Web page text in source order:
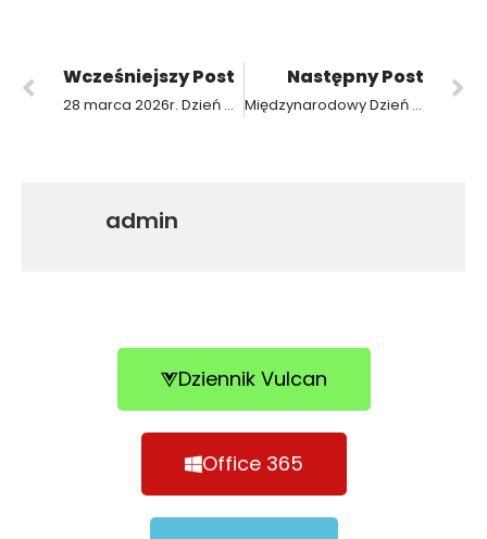
Wcześniejszy Post
28 marca 2026r. Dzień Otwarty w ZSP3
Następny Post
Międzynarodowy Dzień Barmana w ZSP3
admin
Dziennik Vulcan
Office 365